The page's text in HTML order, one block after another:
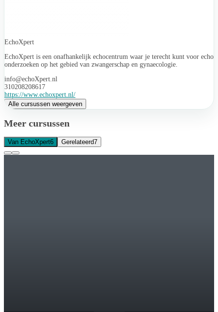
EchoXpert
EchoXpert is een onafhankelijk echocentrum waar je terecht kunt voor echo
onderzoeken op het gebied van zwangerschap en gynaecologie.
info@echoXpert.nl
310208208617
https://www.echoxpert.nl/
Alle cursussen weergeven
Meer cursussen
Van EchoXpert6 Gerelateerd7